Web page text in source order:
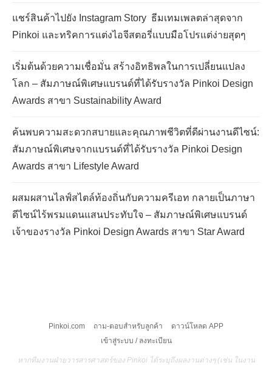
แชร์สินค้าไปยัง Instagram Story ธีมเทมเพลตล่าสุดจาก
Pinkoi และทริคการแต่งไอจีสตอรี่แบบมือโปรแต่ง่ายสุดๆ
เริ่มต้นด้วยความเชื่อมั่น สร้างอิทธิพลในการเปลี่ยนแปลง
โลก – สัมภาษณ์พิเศษแบรนด์ที่ได้รับรางวัล Pinkoi Design
Awards สาขา Sustainability Award
ค้นพบความสะดวกสบายและคุณภาพชีวิตที่ดีผ่านงานดีไซน์:
สัมภาษณ์พิเศษจากแบรนด์ที่ได้รับรางวัล Pinkoi Design
Awards สาขา Lifestyle Award
ผสมผสานไลฟ์สไตล์ท้องถิ่นกับความครีเอท กลายเป็นภาษา
ดีไซน์ไร้พรมแดนแสนประทับใจ – สัมภาษณ์พิเศษแบรนด์
เจ้าของรางวัล Pinkoi Design Awards สาขา Star Award
Pinkoi.com ถาม-ตอบสำหรับลูกค้า
ดาวน์โหลด APP
เข้าสู่ระบบ / ลงทะเบียน
หากทีมงานฝ่ายวารสารศาสตร์ของ Pinkoi ได้ระบุถึงผลงานต่างๆ (เช่น ในงาน